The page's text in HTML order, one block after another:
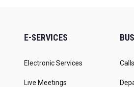
E-SERVICES
Electronic Services
Live Meetings